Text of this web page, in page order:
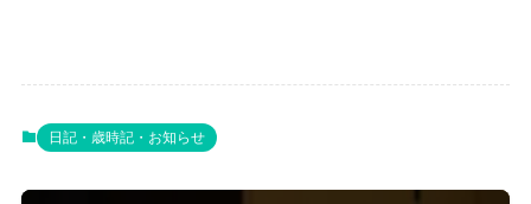
日記・歳時記・お知らせ